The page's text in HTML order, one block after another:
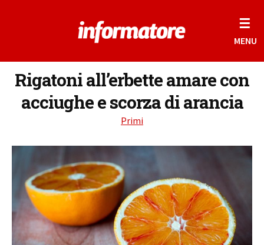
☰
MENU
Rigatoni all’erbette amare con
acciughe e scorza di arancia
Primi